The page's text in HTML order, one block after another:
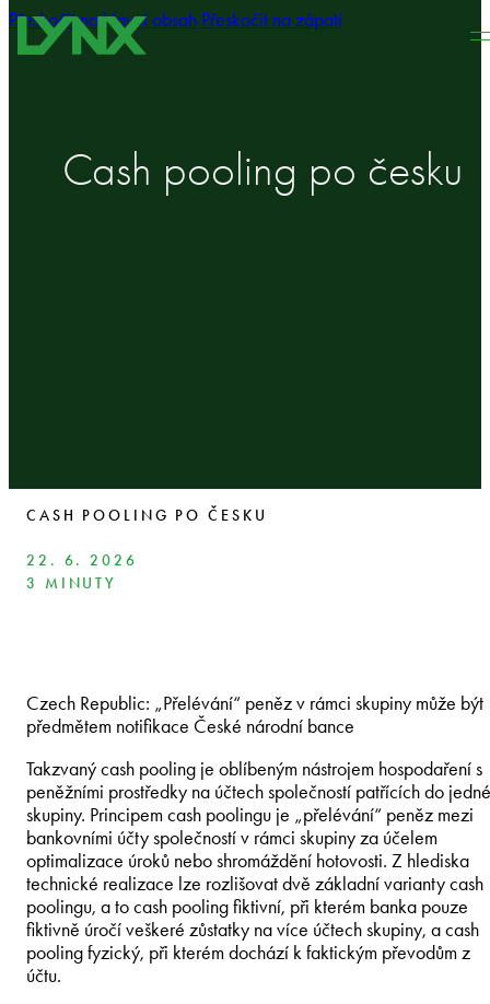
Přeskočit na hlavní obsah Přeskočit na zápatí
Cash pooling po česku
CASH POOLING PO ČESKU
22. 6. 2026
3 MINUTY
Czech Republic: „Přelévání“ peněz v rámci skupiny může být
předmětem notifikace České národní bance
Takzvaný cash pooling je oblíbeným nástrojem hospodaření s
peněžními prostředky na účtech společností patřících do jedné
skupiny. Principem cash poolingu je „přelévání“ peněz mezi
bankovními účty společností v rámci skupiny za účelem
optimalizace úroků nebo shromáždění hotovosti. Z hlediska
technické realizace lze rozlišovat dvě základní varianty cash
poolingu, a to cash pooling fiktivní, při kterém banka pouze
fiktivně úročí veškeré zůstatky na více účtech skupiny, a cash
pooling fyzický, při kterém dochází k faktickým převodům z
účtu.